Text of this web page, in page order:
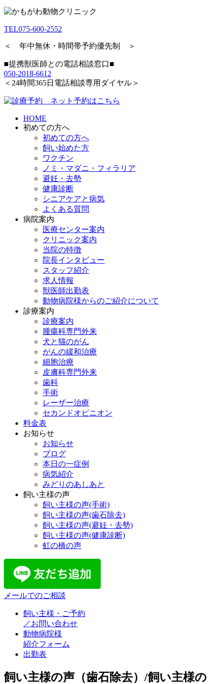
TEL075-600-2552
＜ 年中無休・時間帯予約優先制 ＞
■提携獣医師との電話相談窓口■
050-2018-6612
＜24時間365日電話相談専用ダイヤル＞
HOME
初めての方へ
初めての方へ
飼い始めた方
ワクチン
ノミ・マダニ・フィラリア
避妊・去勢
健康診断
シニアケアと病気
よくある質問
病院案内
医療センター案内
クリニック案内
当院の特徴
院長インタビュー
スタッフ紹介
求人情報
獣医師出勤表
動物病院様からのご紹介について
診療案内
診療案内
腫瘍科専門外来
犬と猫のがん
がんの緩和治療
細胞治療
皮膚科専門外来
歯科
手術
レーザー治療
セカンドオピニオン
料金表
お知らせ
お知らせ
ブログ
本日の一症例
病気紹介
みどりのあしあと
飼い主様の声
飼い主様の声(手術)
飼い主様の声(歯石除去)
飼い主様の声(避妊・去勢)
飼い主様の声(健康診断)
虹の橋の声
メールでのご相談
飼い主様・ご予約
／お問い合わせ
動物病院様
紹介フォーム
出勤表
飼い主様の声（歯石除去）/飼い主様の